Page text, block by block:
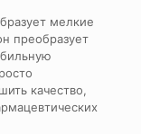
мелкие
преобразует
качество,